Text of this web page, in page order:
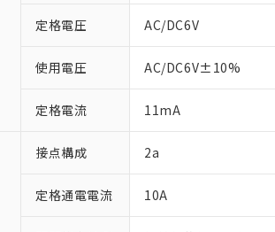
定格電圧 AC/DC6V
使用電圧 AC/DC6V±10%
定格電流 11mA
接点構成 2a
定格通電電流 10A
当社制御機
在庫状況お
のであり、
い。
当社販売員
ている必要
六価クロム(Cr(Ⅵ))
ル（DBP） 1000ppm
但し、RoHS指令で産業
フタル酸エステル類の
※2 対応予定月
「－」：未確認で
*中国RoHS10物質の基
Pb(鉛) :1000ppm、 Hg(
Cr(Ⅵ)(六価クロム) :
DBP(フタル酸ジブチル
「ｅ」：有害物質
う）を輸出
などの必要な
ます。
当社は貴社
当社は、貴
記
号
○ 一定数
△ 一定数
－
在庫な